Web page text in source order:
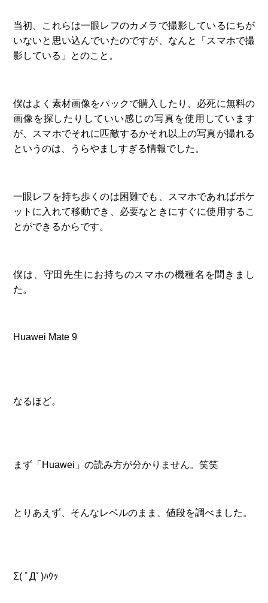
当初、これらは一眼レフのカメラで撮影しているにちが
いないと思い込んでいたのですが、なんと「スマホで撮
影している」とのこと。
僕はよく素材画像をパックで購入したり、必死に無料の
画像を探したりしていい感じの写真を使用しています
が、スマホでそれに匹敵するかそれ以上の写真が撮れる
というのは、うらやましすぎる情報でした。
一眼レフを持ち歩くのは困難でも、スマホであればポケ
ットに入れて移動でき、必要なときにすぐに使用するこ
とができるからです。
僕は、守田先生にお持ちのスマホの機種名を聞きまし
た。
Huawei Mate 9
なるほど。
まず「Huawei」の読み方が分かりません。笑笑
とりあえず、そんなレベルのまま、値段を調べました。
Σ( ﾟДﾟ)ﾊｳｯ